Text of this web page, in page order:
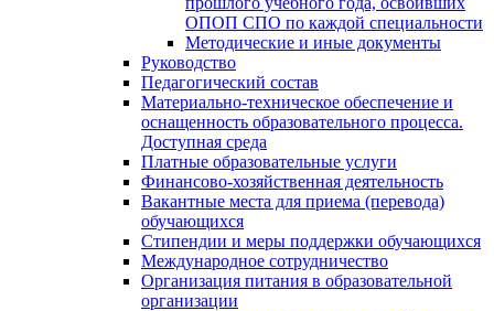
ОПОП СПО по каждой специальности
Методические и иные документы
Руководство
Педагогический состав
Материально-техническое обеспечение и
оснащенность образовательного процесса.
Доступная среда
Платные образовательные услуги
Финансово-хозяйственная деятельность
Вакантные места для приема (перевода)
обучающихся
Стипендии и меры поддержки обучающихся
Международное сотрудничество
Организация питания в образовательной
организации